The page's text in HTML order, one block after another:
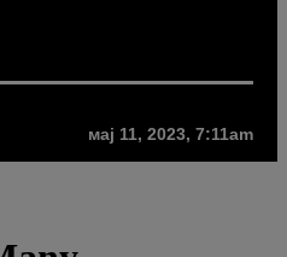
мај 11, 2023, 7:11am